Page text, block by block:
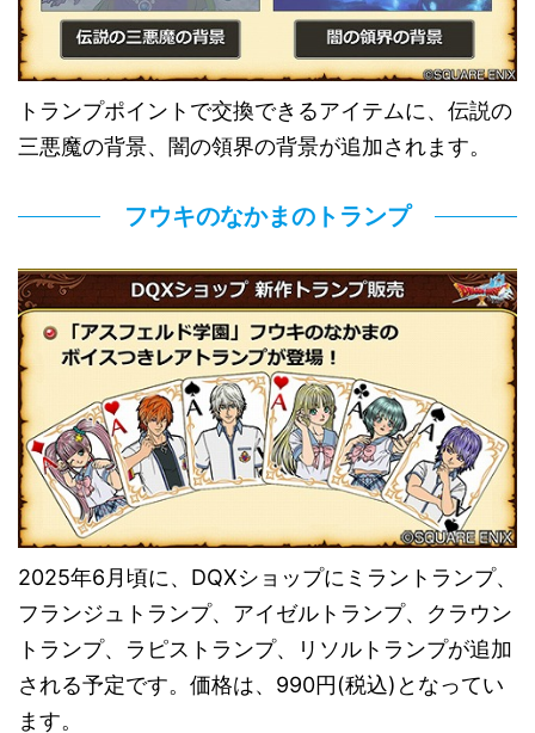
トランプポイントで交換できるアイテムに、伝説の
三悪魔の背景、闇の領界の背景が追加されます。
フウキのなかまのトランプ
2025年6月頃に、DQXショップにミラントランプ、
フランジュトランプ、アイゼルトランプ、クラウン
トランプ、ラピストランプ、リソルトランプが追加
される予定です。価格は、990円(税込)となってい
ます。